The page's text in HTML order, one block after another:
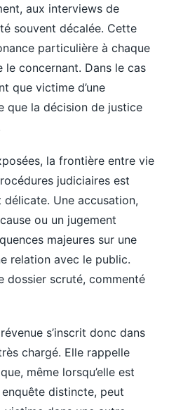
aux interviews de
souvent décalée. Cette
particulière à chaque
concernant. Dans le cas
que victime d’une
que la décision de justice
la frontière entre vie
judiciaires est
Une accusation,
ou un jugement
majeures sur une
relation avec le public.
dossier scruté, commenté
s’inscrit donc dans
chargé. Elle rappelle
même lorsqu’elle est
distincte, peut